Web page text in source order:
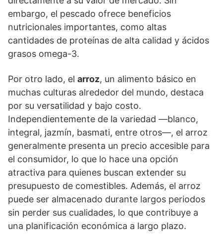
embargo, el pescado ofrece beneficios
nutricionales importantes, como altas
cantidades de proteínas de alta calidad y ácidos
grasos omega-3.
Por otro lado, el arroz, un alimento básico en
muchas culturas alrededor del mundo, destaca
por su versatilidad y bajo costo.
Independientemente de la variedad —blanco,
integral, jazmín, basmati, entre otros—, el arroz
generalmente presenta un precio accesible para
el consumidor, lo que lo hace una opción
atractiva para quienes buscan extender su
presupuesto de comestibles. Además, el arroz
puede ser almacenado durante largos periodos
sin perder sus cualidades, lo que contribuye a
una planificación económica a largo plazo.